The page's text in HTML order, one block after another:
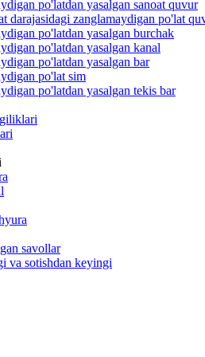
po'latdan yasalgan sanoat quvur
darajasidagi zanglamaydigan po'lat
po'latdan yasalgan burchak
po'latdan yasalgan kanal
po'latdan yasalgan bar
po'lat sim
po'latdan yasalgan tekis bar
savollar
va sotishdan keyingi